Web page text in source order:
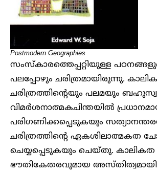
Postmodern Geographies
സംസ്കാരത്തെപ്പറ്റിയുള്ള
പലപ്പോഴും ചരിത്രമായിരുന്നു.
ചരിത്രത്തിന്റെയും പലമയും
വിമർശനാത്മകചിന്തയിൽ
പരിഗണിക്കപ്പെടുകയും
ചരിത്രത്തിന്റെ ഏകശിലാത്മകത
ചെയ്യപ്പെടുകയും ചെയ്തു.
ഭൗതികേതരവുമായ